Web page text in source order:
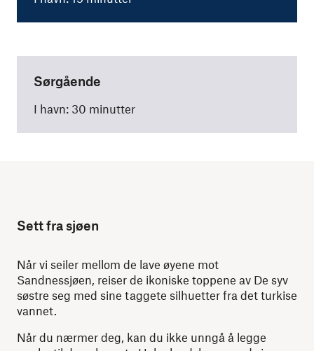
Sørgående
I havn: 30 minutter
Sett fra sjøen
Når vi seiler mellom de lave øyene mot
Sandnessjøen, reiser de ikoniske toppene av De syv
søstre seg med sine taggete silhuetter fra det turkise
vannet.
Når du nærmer deg, kan du ikke unngå å legge